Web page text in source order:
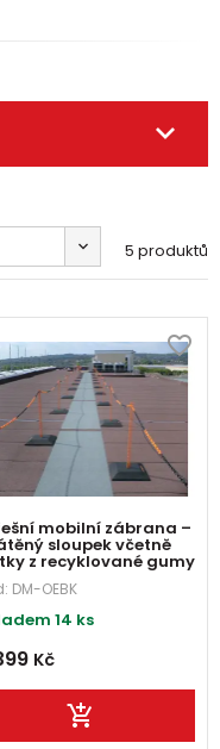
5 produktů
mobilní zábrana –
sloupek včetně
z recyklované gumy
DM-OEBK
14 ks
Kč